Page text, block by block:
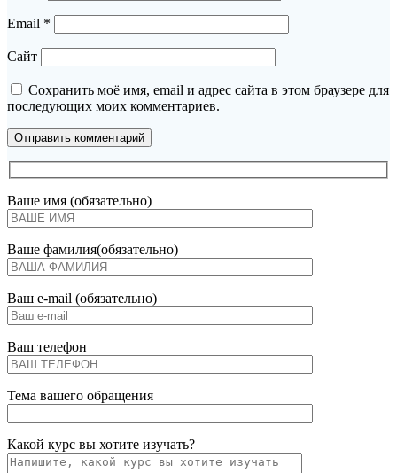
Email *
Сайт
Сохранить моё имя, email и адрес сайта в этом браузере для
последующих моих комментариев.
Ваше имя (обязательно)
Ваше фамилия(обязательно)
Ваш e-mail (обязательно)
Ваш телефон
Тема вашего обращения
Какой курс вы хотите изучать?